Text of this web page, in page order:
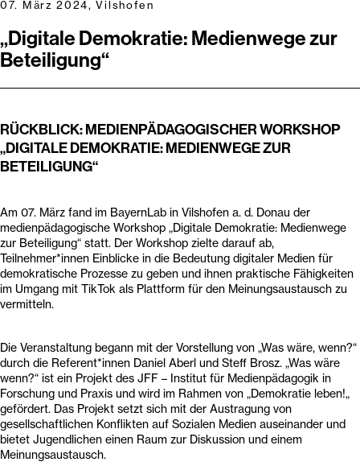
07. März 2024, Vilshofen
„Digitale Demokratie: Medienwege zur
Beteiligung“
RÜCKBLICK: MEDIENPÄDAGOGISCHER WORKSHOP
„DIGITALE DEMOKRATIE: MEDIENWEGE ZUR
BETEILIGUNG“
Am 07. März fand im BayernLab in Vilshofen a. d. Donau der
medienpädagogische Workshop „Digitale Demokratie: Medienwege
zur Beteiligung“ statt. Der Workshop zielte darauf ab,
Teilnehmer*innen Einblicke in die Bedeutung digitaler Medien für
demokratische Prozesse zu geben und ihnen praktische Fähigkeiten
im Umgang mit TikTok als Plattform für den Meinungsaustausch zu
vermitteln.
Die Veranstaltung begann mit der Vorstellung von „Was wäre, wenn?“
durch die Referent*innen Daniel Aberl und Steff Brosz. „Was wäre
wenn?“ ist ein Projekt des JFF – Institut für Medienpädagogik in
Forschung und Praxis und wird im Rahmen von „Demokratie leben!„
gefördert. Das Projekt setzt sich mit der Austragung von
gesellschaftlichen Konflikten auf Sozialen Medien auseinander und
bietet Jugendlichen einen Raum zur Diskussion und einem
Meinungsaustausch.